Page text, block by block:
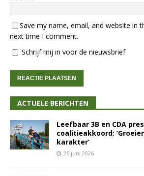
Save my name, email, and website in
next time I comment.
Schrijf mij in voor de nieuwsbrief
ACTUELE BERICHTEN
Leefbaar 3B en CDA
coalitieakkoord:
karakter’
26 juni 2026